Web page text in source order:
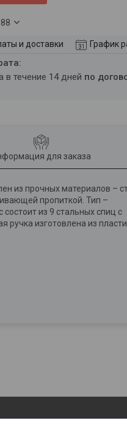
и доставки График
в течение 14 дней по
для заказа
из прочных материалов –
пропиткой. Тип –
из 9 стальных спиц с
изготовлена из